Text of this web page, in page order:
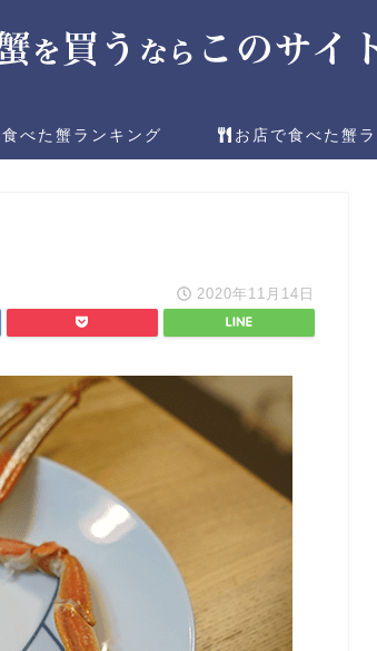
べた蟹ランキング お店で食べた蟹
2020年11月14日